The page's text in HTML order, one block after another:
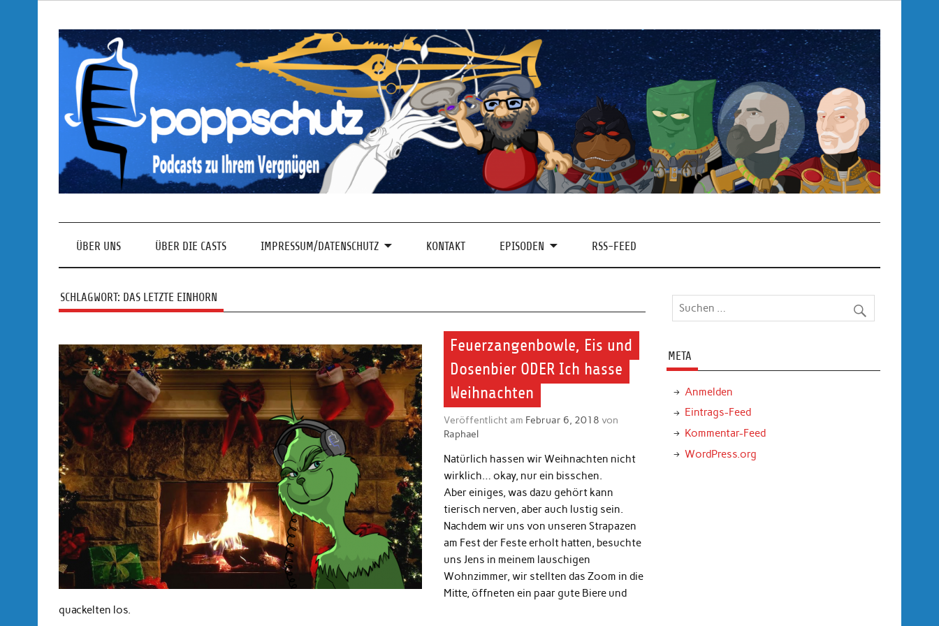
Podcasts zu Ihrem Vergnügen
ÜBER UNS ÜBER DIE CASTS IMPRESSUM/DATENSCHUTZ KONTAKT EPISODEN RSS-FEED
SCHLAGWORT: DAS LETZTE EINHORN
Feuerzangenbowle, Eis und
Dosenbier ODER Ich hasse
Weihnachten
Veröffentlicht am Februar 6, 2018 von
Raphael
Natürlich hassen wir Weihnachten nicht
wirklich… okay, nur ein bisschen.
Aber einiges, was dazu gehört kann
tierisch nerven, aber auch lustig sein.
Nachdem wir uns von unseren Strapazen
am Fest der Feste erholt hatten, besuchte
uns Jens in meinem lauschigen
Wohnzimmer, wir stellten das Zoom in die
Mitte, öffneten ein paar gute Biere und
quackelten los.
META
Anmelden
Eintrags-Feed
Kommentar-Feed
WordPress.org